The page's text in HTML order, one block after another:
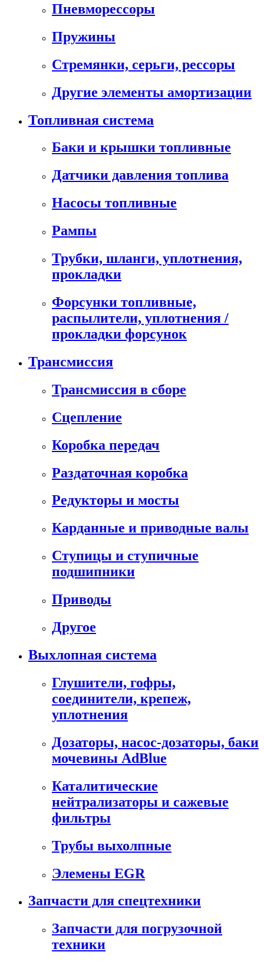
Пневморессоры
Пружины
Стремянки, серьги, рессоры
Другие элементы амортизации
Топливная система
Баки и крышки топливные
Датчики давления топлива
Насосы топливные
Рампы
Трубки, шланги, уплотнения,
прокладки
Форсунки топливные,
распылители, уплотнения /
прокладки форсунок
Трансмиссия
Трансмиссия в сборе
Сцепление
Коробка передач
Раздаточная коробка
Редукторы и мосты
Карданные и приводные валы
Ступицы и ступичные
подшипники
Приводы
Другое
Выхлопная система
Глушители, гофры,
соединители, крепеж,
уплотнения
Дозаторы, насос-дозаторы, баки
мочевины AdBlue
Каталитические
нейтрализаторы и сажевые
фильтры
Трубы выхолпные
Элемены EGR
Запчасти для спецтехники
Запчасти для погрузочной
техники